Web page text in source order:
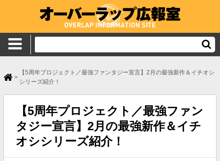
>
【5周年プロジェクト／最強ファンタジー宣言】2月の最強新作＆イチオシ
シリーズ紹介！
【5周年プロジェクト／最強ファン
タジー宣言】2月の最強新作＆イチ
オシシリーズ紹介！